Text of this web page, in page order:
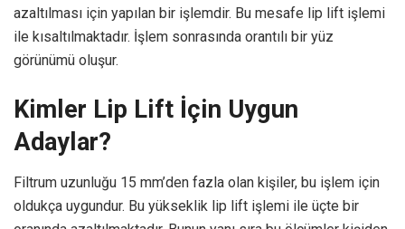
azaltılması için yapılan bir işlemdir. Bu mesafe lip lift işlemi
ile kısaltılmaktadır. İşlem sonrasında orantılı bir yüz
görünümü oluşur.
Kimler Lip Lift İçin Uygun
Adaylar?
Filtrum uzunluğu 15 mm’den fazla olan kişiler, bu işlem için
oldukça uygundur. Bu yükseklik lip lift işlemi ile üçte bir